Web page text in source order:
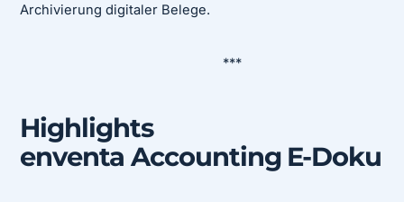
Archivierung digitaler Belege.
***
Highlights
enventa Accounting E-Doku